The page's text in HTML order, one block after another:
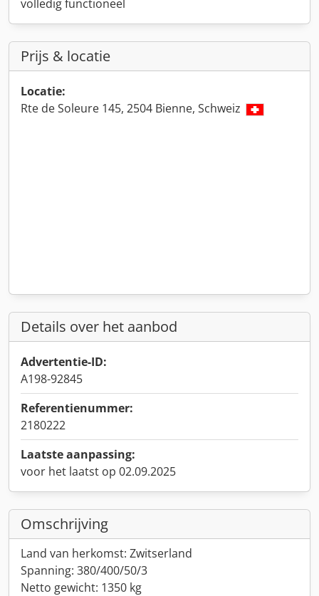
volledig functioneel
Prijs & locatie
Locatie:
Rte de Soleure 145, 2504 Bienne, Schweiz
Details over het aanbod
Advertentie-ID:
A198-92845
Referentienummer:
2180222
Laatste aanpassing:
voor het laatst op 02.09.2025
Omschrijving
Land van herkomst: Zwitserland
Spanning: 380/400/50/3
Netto gewicht: 1350 kg